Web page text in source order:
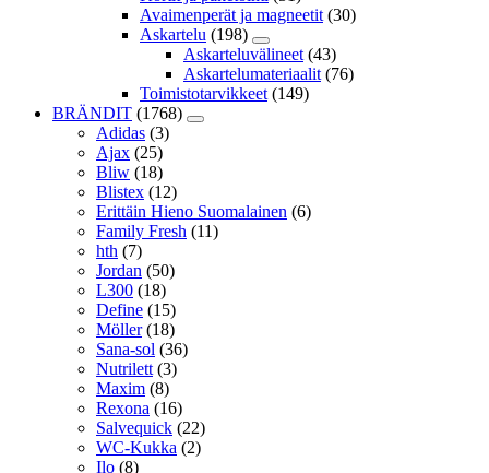
Avaimenperät ja magneetit (30)
Askartelu (198)
Askarteluvälineet (43)
Askartelumateriaalit (76)
Toimistotarvikkeet (149)
BRÄNDIT (1768)
Adidas (3)
Ajax (25)
Bliw (18)
Blistex (12)
Erittäin Hieno Suomalainen (6)
Family Fresh (11)
hth (7)
Jordan (50)
L300 (18)
Define (15)
Möller (18)
Sana-sol (36)
Nutrilett (3)
Maxim (8)
Rexona (16)
Salvequick (22)
WC-Kukka (2)
Ilo (8)